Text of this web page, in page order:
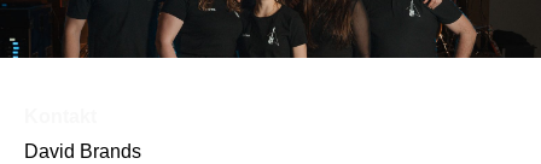
David Brands